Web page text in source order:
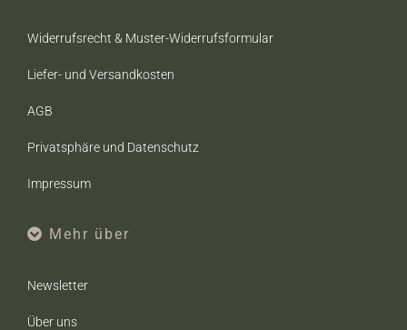
Widerrufsrecht & Muster-Widerrufsformular
Liefer- und Versandkosten
AGB
Privatsphäre und Datenschutz
Impressum
Mehr über
Newsletter
Über uns